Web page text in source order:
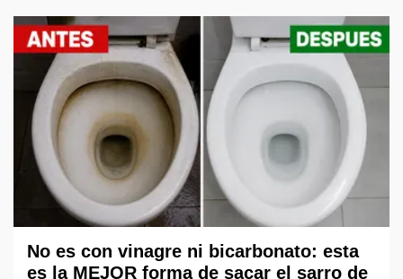
No es con vinagre ni bicarbonato: esta
es la MEJOR forma de sacar el sarro de